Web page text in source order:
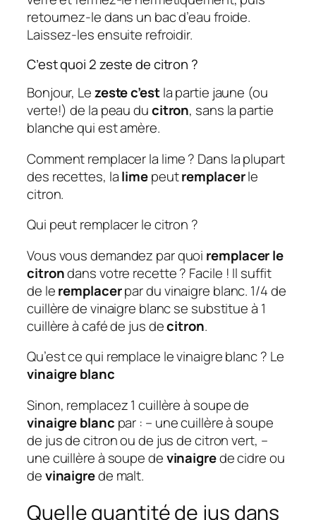
retournez-le dans un bac d’eau froide.
Laissez-les ensuite refroidir.
C’est quoi 2 zeste de citron ?
Bonjour, Lezeste c’estla partie jaune (ou
verte!) de la peau ducitron, sans la partie
blanche qui est amère.
Comment remplacer la lime ? Dans la plupart
des recettes, lalimepeutremplacerle
citron.
Qui peut remplacer le citron ?
Vous vous demandez par quoi remplacer le
citrondans votre recette ? Facile ! Il suffit
de leremplacerpar du vinaigre blanc. 1/4 de
cuillère de vinaigre blanc se substitue à 1
cuillère à café de jus decitron.
Qu’est ce qui remplace le vinaigre blanc ? Le
vinaigre blanc
Sinon, remplacez 1 cuillère à soupe de
vinaigre blanc par : – une cuillère à soupe
de jus de citron ou de jus de citron vert, –
une cuillère à soupe devinaigrede cidre ou
devinaigrede malt.
Quelle quantité de jus dans